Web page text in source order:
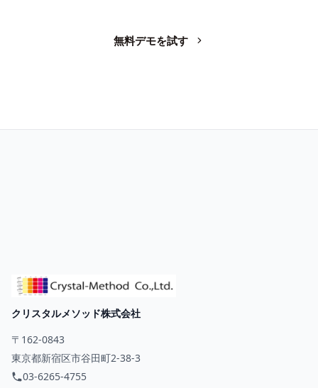
無料デモを試す
クリスタルメソッド株式会社
〒162-0843
東京都新宿区市谷田町2-38-3
03-6265-4755